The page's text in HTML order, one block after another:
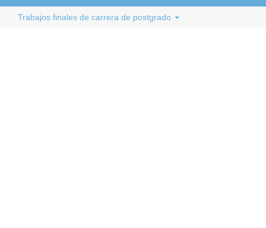
Trabajos finales de carrera de postgrado